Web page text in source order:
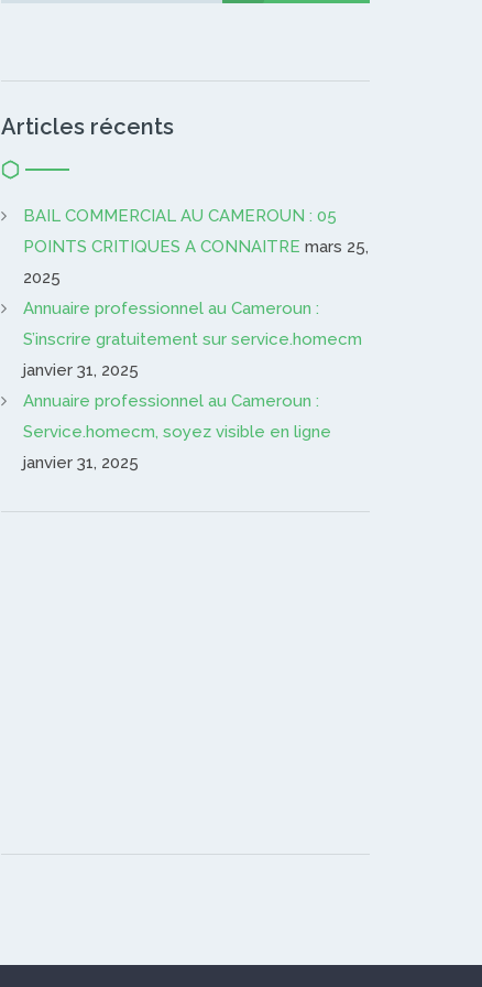
Articles récents
BAIL COMMERCIAL AU CAMEROUN : 05
POINTS CRITIQUES A CONNAITRE mars 25,
2025
Annuaire professionnel au Cameroun :
S’inscrire gratuitement sur service.homecm
janvier 31, 2025
Annuaire professionnel au Cameroun :
Service.homecm, soyez visible en ligne
janvier 31, 2025